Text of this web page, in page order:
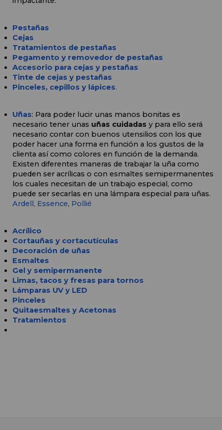
Pestañas
Cejas
Tratamientos de pestañas
Pegamento y removedor de pestañas
Accesorio para cejas y pestañas
Tinte de cejas y pestañas
Pinceles, cepillos y lápices.
Uñas: Para poder lucir unas manos bonitas es
necesario tener unas uñas cuidadas y para ello será
necesario contar con buenos utensilios con los que
poder hacer una forma en función a los gustos de la
clienta así como colores en función de la demanda.
Existen diferentes maneras de trabajar la uña como
pueden ser acrílicas o con esmaltes semipermanentes
los cuales necesitan de un trabajo especial, como
Ardell, Essence, Pollié
Acrílico
Cortauñas y cortacutículas
Decoración de uñas
Esmaltes
Gel y semipermanente
Limas, tacos y fresas para tornos
Lámparas UV y LED
Pinceles
Quitaesmaltes y Acetonas
Tratamientos